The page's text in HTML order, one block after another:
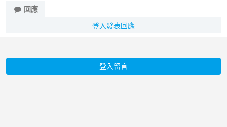
回應
登入發表回應
登入留言